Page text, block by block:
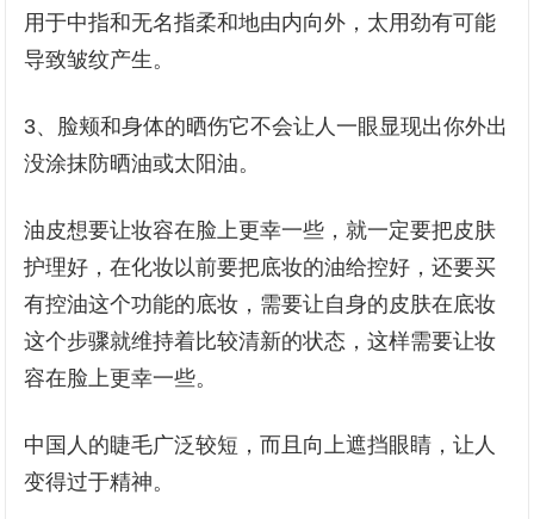
用于中指和无名指柔和地由内向外，太用劲有可能
导致皱纹产生。
3、脸颊和身体的晒伤它不会让人一眼显现出你外出
没涂抹防晒油或太阳油。
油皮想要让妆容在脸上更幸一些，就一定要把皮肤
护理好，在化妆以前要把底妆的油给控好，还要买
有控油这个功能的底妆，需要让自身的皮肤在底妆
这个步骤就维持着比较清新的状态，这样需要让妆
容在脸上更幸一些。
中国人的睫毛广泛较短，而且向上遮挡眼睛，让人
变得过于精神。